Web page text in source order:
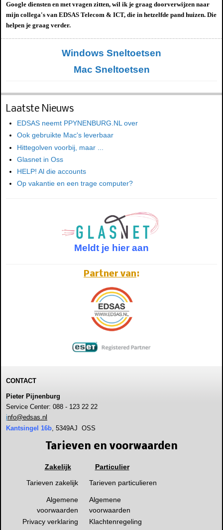
Google diensten en met vragen zitten, wil ik je graag doorverwijzen naar
mijn collega's van EDSAS Telecom & ICT, die in hetzelfde pand huizen. Die
helpen je graag verder.
Windows Sneltoetsen
Mac Sneltoetsen
Laatste Nieuws
EDSAS neemt PPYNENBURG.NL over
Ook gebruikte Mac's leverbaar
Hittegolven voorbij, maar ...
Glasnet in Oss
HELP! Al die accounts
Op vakantie en een trage computer?
Meldt je hier aan
Partner van:
CONTACT
Pieter Pijnenburg
Service Center: 088 - 123 22 22
info@edsas.nl
Kantsingel 16b, 5349AJ OSS
Tarieven en voorwaarden
Zakelijk
Particulier
Tarieven zakelijk
Tarieven particulieren
Algemene
voorwaarden
Algemene
voorwaarden
Privacy verklaring
Klachtenregeling